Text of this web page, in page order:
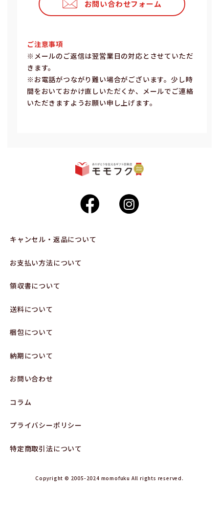
お問い合わせフォーム
ご注意事項
※メールのご返信は翌営業⽇の対応とさせていただ
きます。
※お電話がつながり難い場合がございます。少し時
間をおいておかけ直しいただくか、メールでご連絡
いただきますようお願い申し上げます。
キャンセル・返品について
お支払い方法について
領収書について
送料について
梱包について
納期について
お問い合わせ
コラム
プライバシーポリシー
特定商取引法について
Copyright © 2005-2024 momofuku All rights reserved.